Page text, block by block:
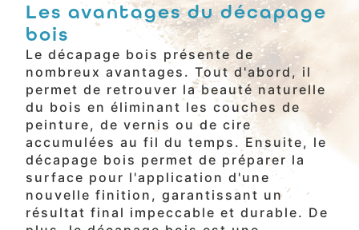
Les avantages du décapage
bois
Le décapage bois présente de
nombreux avantages. Tout d'abord, il
permet de retrouver la beauté naturelle
du bois en éliminant les couches de
peinture, de vernis ou de cire
accumulées au fil du temps. Ensuite, le
décapage bois permet de préparer la
surface pour l'application d'une
nouvelle finition, garantissant un
résultat final impeccable et durable. De